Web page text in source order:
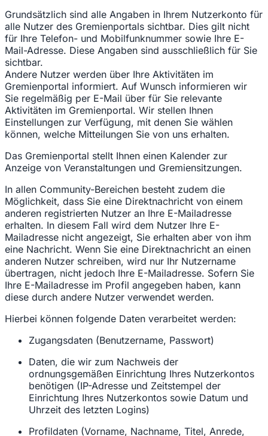
Grundsätzlich sind alle Angaben in Ihrem Nutzerkonto für
alle Nutzer des Gremienportals sichtbar. Dies gilt nicht
für Ihre Telefon- und Mobilfunknummer sowie Ihre E-
Mail-Adresse. Diese Angaben sind ausschließlich für Sie
sichtbar.
Andere Nutzer werden über Ihre Aktivitäten im
Gremienportal informiert. Auf Wunsch informieren wir
Sie regelmäßig per E-Mail über für Sie relevante
Aktivitäten im Gremienportal. Wir stellen Ihnen
Einstellungen zur Verfügung, mit denen Sie wählen
können, welche Mitteilungen Sie von uns erhalten.
Das Gremienportal stellt Ihnen einen Kalender zur
Anzeige von Veranstaltungen und Gremiensitzungen.
In allen Community-Bereichen besteht zudem die
Möglichkeit, dass Sie eine Direktnachricht von einem
anderen registrierten Nutzer an Ihre E-Mailadresse
erhalten. In diesem Fall wird dem Nutzer Ihre E-
Mailadresse nicht angezeigt, Sie erhalten aber von ihm
eine Nachricht. Wenn Sie eine Direktnachricht an einen
anderen Nutzer schreiben, wird nur Ihr Nutzername
übertragen, nicht jedoch Ihre E-Mailadresse. Sofern Sie
Ihre E-Mailadresse im Profil angegeben haben, kann
diese durch andere Nutzer verwendet werden.
Hierbei können folgende Daten verarbeitet werden:
Zugangsdaten (Benutzername, Passwort)
Daten, die wir zum Nachweis der
ordnungsgemäßen Einrichtung Ihres Nutzerkontos
benötigen (IP-Adresse und Zeitstempel der
Einrichtung Ihres Nutzerkontos sowie Datum und
Uhrzeit des letzten Logins)
Profildaten (Vorname, Nachname, Titel, Anrede,